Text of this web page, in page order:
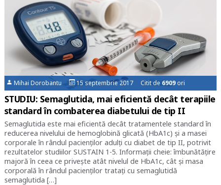
Mihai Dorobantu 15 septembrie 2017 Citit de 6909ori
STUDIU: Semaglutida, mai eficientă decât terapiile
standard în combaterea diabetului de tip II
Semaglutida este mai eficientă decât tratamentele standard în
reducerea nivelului de hemoglobină glicată (HbA1c) și a masei
corporale în rândul pacienților adulți cu diabet de tip II, potrivit
rezultatelor studiilor SUSTAIN 1-5. Informații cheie: îmbunătățire
majoră în ceea ce privește atât nivelul de HbA1c, cât și masa
corporală în rândul pacienților tratați cu semaglutidă
semaglutida […]